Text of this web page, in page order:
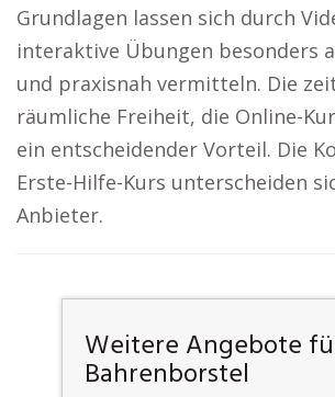
Grundlagen lassen sich durch
interaktive Übungen besonders
und praxisnah vermitteln. Die
räumliche Freiheit, die Online-
ein entscheidender Vorteil. Die
Erste-Hilfe-Kurs unterscheiden
Anbieter.
Weitere Angebote
Bahrenborstel